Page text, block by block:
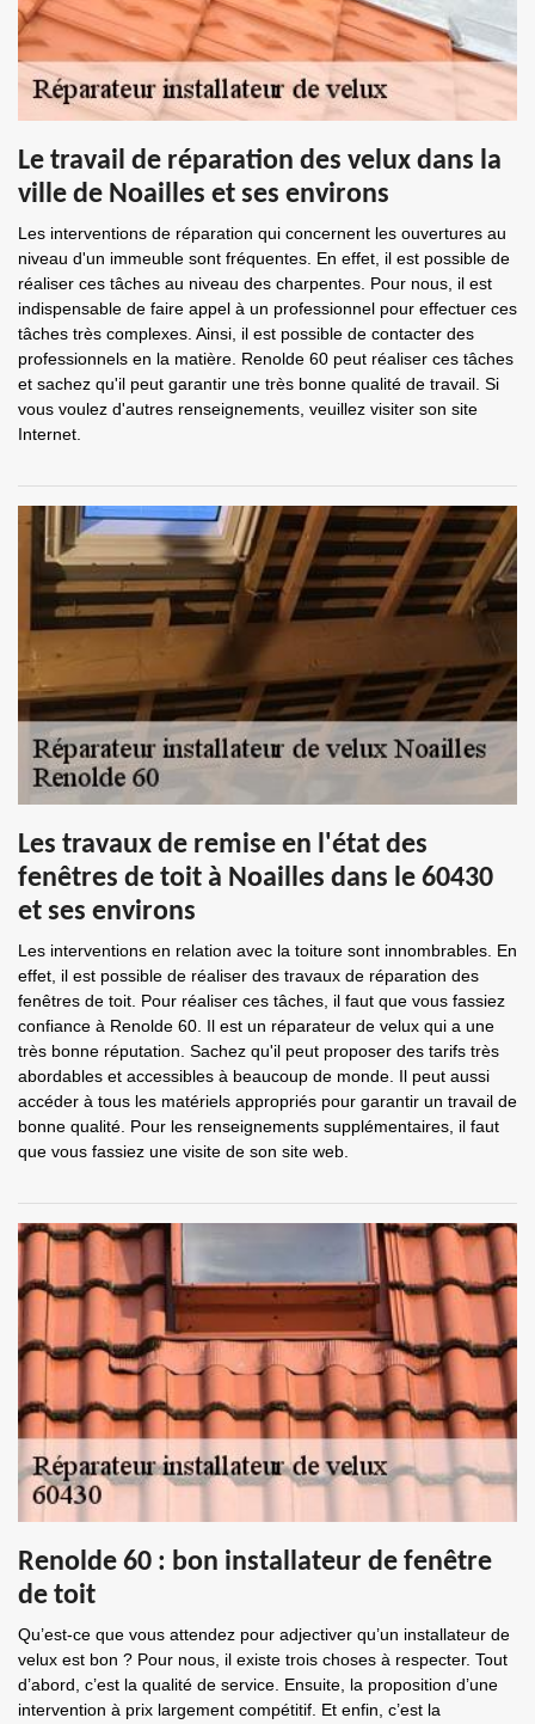
Le travail de réparation des velux dans la
ville de Noailles et ses environs
Les interventions de réparation qui concernent les ouvertures au
niveau d'un immeuble sont fréquentes. En effet, il est possible de
réaliser ces tâches au niveau des charpentes. Pour nous, il est
indispensable de faire appel à un professionnel pour effectuer ces
tâches très complexes. Ainsi, il est possible de contacter des
professionnels en la matière. Renolde 60 peut réaliser ces tâches
et sachez qu'il peut garantir une très bonne qualité de travail. Si
vous voulez d'autres renseignements, veuillez visiter son site
Internet.
Les travaux de remise en l'état des
fenêtres de toit à Noailles dans le 60430
et ses environs
Les interventions en relation avec la toiture sont innombrables. En
effet, il est possible de réaliser des travaux de réparation des
fenêtres de toit. Pour réaliser ces tâches, il faut que vous fassiez
confiance à Renolde 60. Il est un réparateur de velux qui a une
très bonne réputation. Sachez qu'il peut proposer des tarifs très
abordables et accessibles à beaucoup de monde. Il peut aussi
accéder à tous les matériels appropriés pour garantir un travail de
bonne qualité. Pour les renseignements supplémentaires, il faut
que vous fassiez une visite de son site web.
Renolde 60 : bon installateur de fenêtre
de toit
Qu’est-ce que vous attendez pour adjectiver qu’un installateur de
velux est bon ? Pour nous, il existe trois choses à respecter. Tout
d’abord, c’est la qualité de service. Ensuite, la proposition d’une
intervention à prix largement compétitif. Et enfin, c’est la